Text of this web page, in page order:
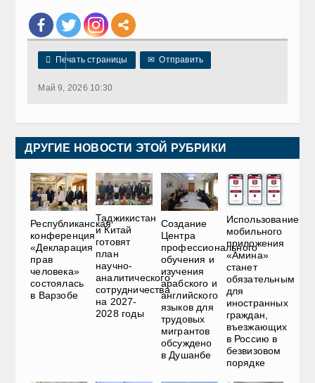
 Печать страницы ✉ Отправить
Май 9, 2026 10:30
ДРУГИЕ НОВОСТИ ЭТОЙ РУБРИКИ
Республиканская
конференция
«Декларация
прав
человека»
состоялась
в Варзобе
Таджикистан
и Китай
готовят
план
научно-
аналитического
сотрудничества
на 2027-
2028 годы
Создание
Центра
профессионального
обучения и
изучения
арабского и
английского
языков для
трудовых
мигрантов
обсуждено
в Душанбе
Использование
мобильного
приложения
«Амина»
станет
обязательным
для
иностранных
граждан,
въезжающих
в Россию в
безвизовом
порядке